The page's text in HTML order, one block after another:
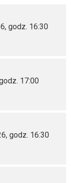
godz. 16:30
17:00
godz. 16:30